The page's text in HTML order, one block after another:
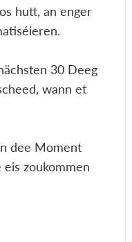
hutt, an enger
30 Deeg
wann et
dee Moment
zoukommen